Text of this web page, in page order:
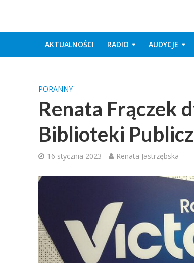
AKTUALNOŚCI RADIO AUDYCJE
PORANNY
Renata Frączek
Biblioteki
16 stycznia 2023 Renata Jastrzębska